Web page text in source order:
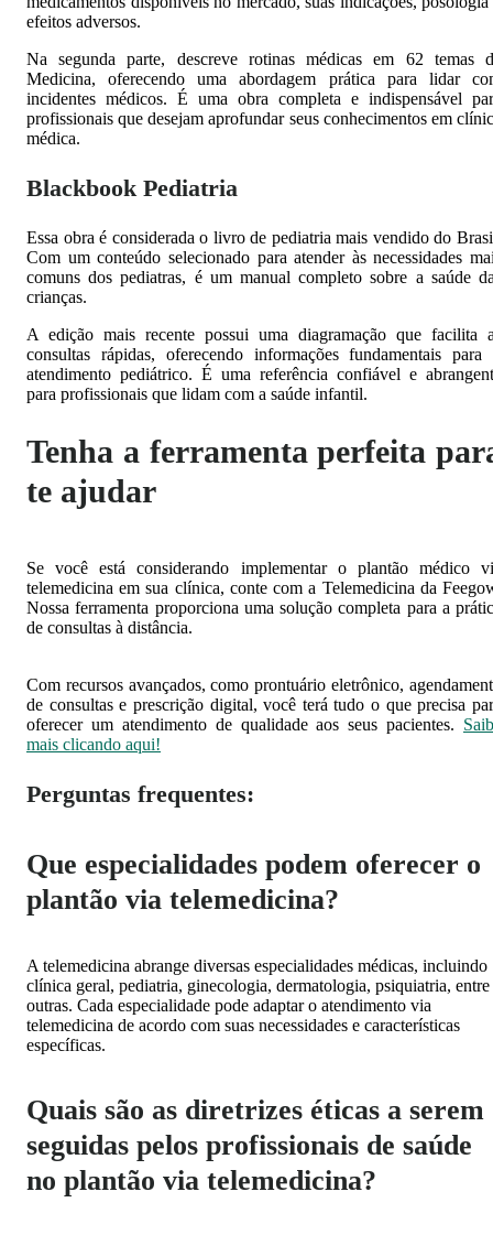
efeitos adversos.
Na segunda parte, descreve rotinas médicas em 62 temas
Medicina, oferecendo uma abordagem prática para lidar
incidentes médicos. É uma obra completa e indispensável
profissionais que desejam aprofundar seus conhecimentos em
médica.
Blackbook Pediatria
Essa obra é considerada o livro de pediatria mais vendido do
Com um conteúdo selecionado para atender às necessidades
comuns dos pediatras, é um manual completo sobre a saúde
crianças.
A edição mais recente possui uma diagramação que facilita
consultas rápidas, oferecendo informações fundamentais para
atendimento pediátrico. É uma referência confiável e
para profissionais que lidam com a saúde infantil.
Tenha a ferramenta perfeita
te ajudar
Se você está considerando implementar o plantão médico
telemedicina em sua clínica, conte com a Telemedicina da
Nossa ferramenta proporciona uma solução completa para a
de consultas à distância.
Com recursos avançados, como prontuário eletrônico,
de consultas e prescrição digital, você terá tudo o que precisa
oferecer um atendimento de qualidade aos seus pacientes.
mais clicando aqui!
Perguntas frequentes:
Que especialidades podem oferecer o
plantão via telemedicina?
A telemedicina abrange diversas especialidades médicas, incluindo
clínica geral, pediatria, ginecologia, dermatologia, psiquiatria, entre
outras. Cada especialidade pode adaptar o atendimento via
telemedicina de acordo com suas necessidades e características
específicas.
Quais são as diretrizes éticas a serem
seguidas pelos profissionais de saúde
no plantão via telemedicina?